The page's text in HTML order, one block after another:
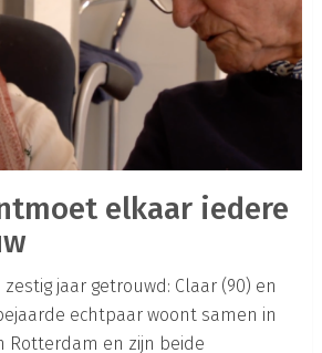
elkaar iedere
jaar getrouwd: Claar (90) en
echtpaar woont samen in
Rotterdam en zijn beide